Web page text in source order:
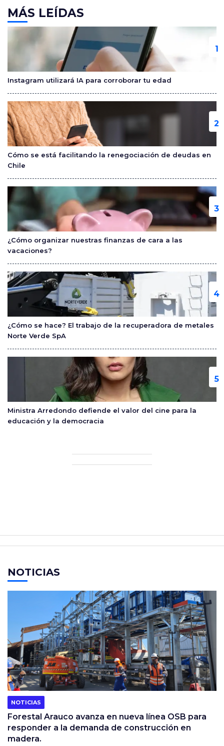
c
e
b
o
k
itt
er
m
p
ar
tir
MÁS LEÍDAS
Instagram utilizará IA para corroborar tu edad
Cómo se está facilitando la renegociación de deudas en
Chile
¿Cómo organizar nuestras finanzas de cara a las
vacaciones?
¿Cómo se hace? El trabajo de la recuperadora de metales
Norte Verde SpA
Ministra Arredondo defiende el valor del cine para la
educación y la democracia
NOTICIAS
NOTICIAS
Forestal Arauco avanza en nueva línea OSB para
responder a la demanda de construcción en
madera.